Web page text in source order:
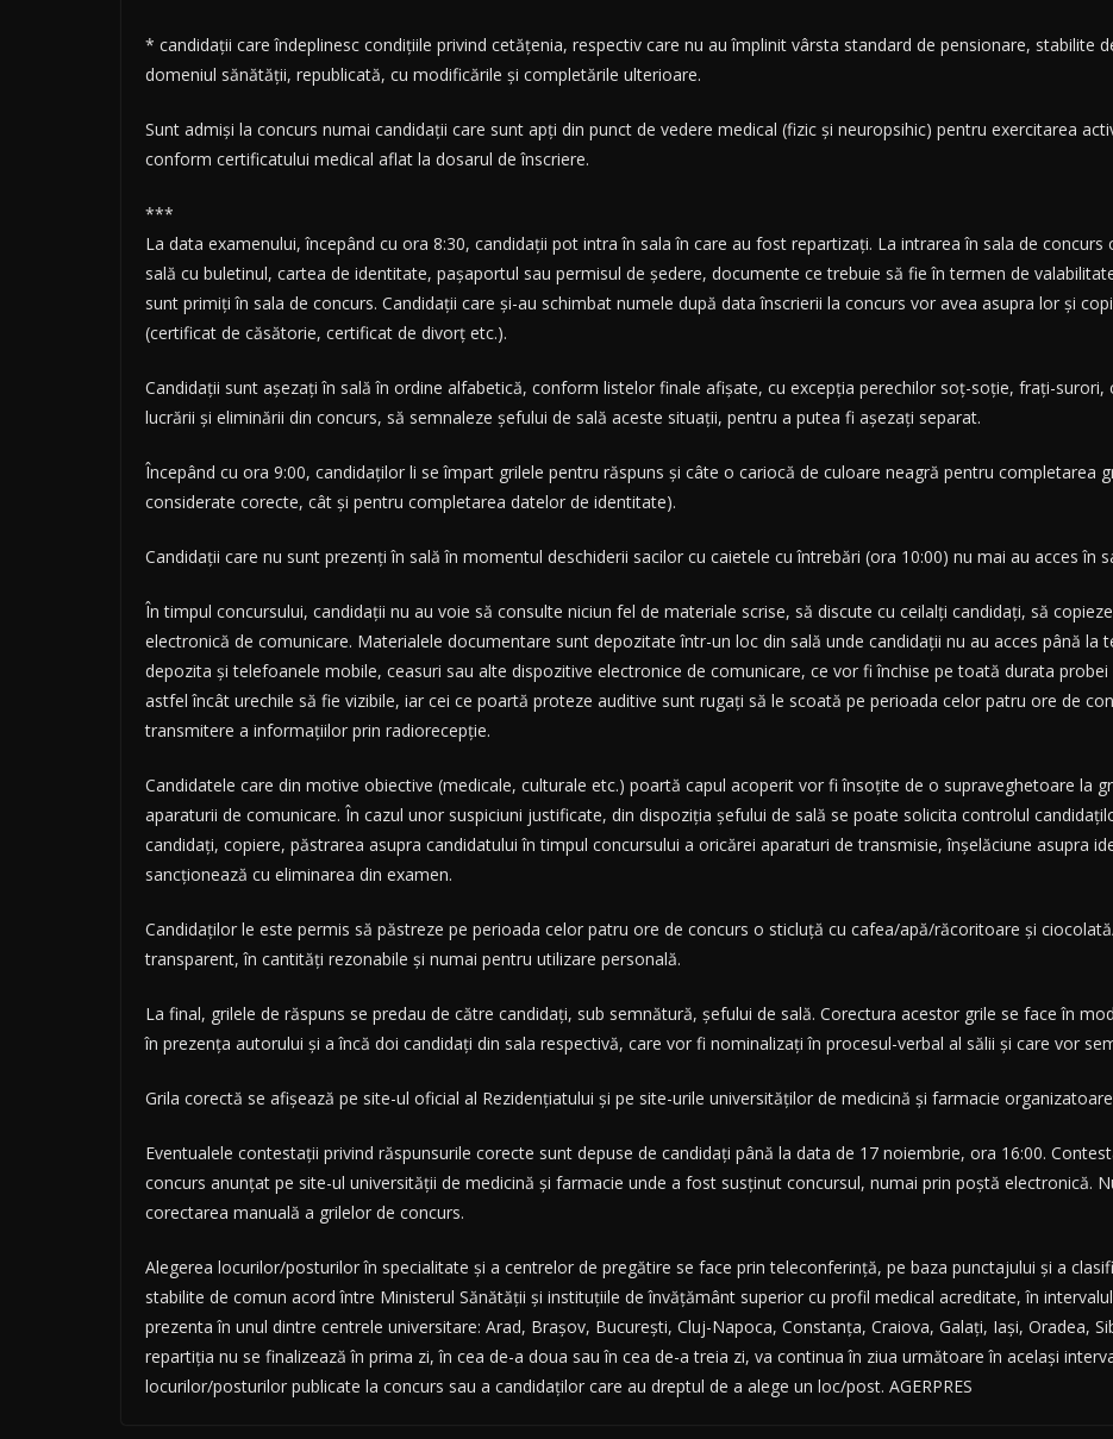
* candidații care îndeplinesc condițiile privind cetățenia, respectiv care nu au împlinit vârsta standard de pensionare, stabilite
domeniul sănătății, republicată, cu modificările și completările ulterioare.
Sunt admiși la concurs numai candidații care sunt apți din punct de vedere medical (fizic și neuropsihic) pentru exercitarea
conform certificatului medical aflat la dosarul de înscriere.
***
La data examenului, începând cu ora 8:30, candidații pot intra în sala în care au fost repartizați. La intrarea în sala de
sală cu buletinul, cartea de identitate, pașaportul sau permisul de ședere, documente ce trebuie să fie în termen de
sunt primiți în sala de concurs. Candidații care și-au schimbat numele după data înscrierii la concurs vor avea asupra lor și
(certificat de căsătorie, certificat de divorț etc.).
Candidații sunt așezați în sală în ordine alfabetică, conform listelor finale afișate, cu excepția perechilor soț-soție, frați-surori,
lucrării și eliminării din concurs, să semnaleze șefului de sală aceste situații, pentru a putea fi așezați separat.
Începând cu ora 9:00, candidaților li se împart grilele pentru răspuns și câte o cariocă de culoare neagră pentru completarea
considerate corecte, cât și pentru completarea datelor de identitate).
Candidații care nu sunt prezenți în sală în momentul deschiderii sacilor cu caietele cu întrebări (ora 10:00) nu mai au acces în
În timpul concursului, candidații nu au voie să consulte niciun fel de materiale scrise, să discute cu ceilalți candidați, să
electronică de comunicare. Materialele documentare sunt depozitate într-un loc din sală unde candidații nu au acces până la
depozita și telefoanele mobile, ceasuri sau alte dispozitive electronice de comunicare, ce vor fi închise pe toată durata
astfel încât urechile să fie vizibile, iar cei ce poartă proteze auditive sunt rugați să le scoată pe perioada celor patru ore de
transmitere a informațiilor prin radiorecepție.
Candidatele care din motive obiective (medicale, culturale etc.) poartă capul acoperit vor fi însoțite de o supraveghetoare la
aparaturii de comunicare. În cazul unor suspiciuni justificate, din dispoziția șefului de sală se poate solicita controlul
candidați, copiere, păstrarea asupra candidatului în timpul concursului a oricărei aparaturi de transmisie, înșelăciune asupra
sancționează cu eliminarea din examen.
Candidaților le este permis să păstreze pe perioada celor patru ore de concurs o sticluță cu cafea/apă/răcoritoare și
transparent, în cantități rezonabile și numai pentru utilizare personală.
La final, grilele de răspuns se predau de către candidați, sub semnătură, șefului de sală. Corectura acestor grile se face în
în prezența autorului și a încă doi candidați din sala respectivă, care vor fi nominalizați în procesul-verbal al sălii și care vor
Grila corectă se afișează pe site-ul oficial al Rezidențiatului și pe site-urile universităților de medicină și farmacie
Eventualele contestații privind răspunsurile corecte sunt depuse de candidați până la data de 17 noiembrie, ora 16:00.
concurs anunțat pe site-ul universității de medicină și farmacie unde a fost susținut concursul, numai prin poștă electronică.
corectarea manuală a grilelor de concurs.
Alegerea locurilor/posturilor în specialitate și a centrelor de pregătire se face prin teleconferință, pe baza punctajului și a
stabilite de comun acord între Ministerul Sănătății și instituțiile de învățământ superior cu profil medical acreditate, în
prezenta în unul dintre centrele universitare: Arad, Brașov, București, Cluj-Napoca, Constanța, Craiova, Galați, Iași, Oradea,
repartiția nu se finalizează în prima zi, în cea de-a doua sau în cea de-a treia zi, va continua în ziua următoare în același
locurilor/posturilor publicate la concurs sau a candidaților care au dreptul de a alege un loc/post. AGERPRES